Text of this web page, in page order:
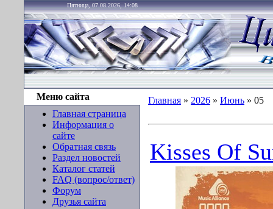
Пятница, 07.08.2026, 14:08
Меню сайта
Главная страница
Информация о
сайте
Обратная связь
Раздел новостей
Каталог статей
FAQ (вопрос/ответ)
Форум
Друзья сайта
Главная » 2026 » Июнь » 05
Kisses Of